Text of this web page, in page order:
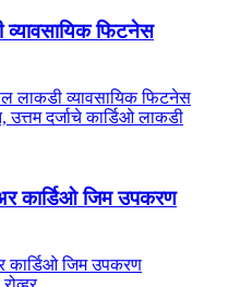
फिटनेस
कार्डिओ जिम उपकरण